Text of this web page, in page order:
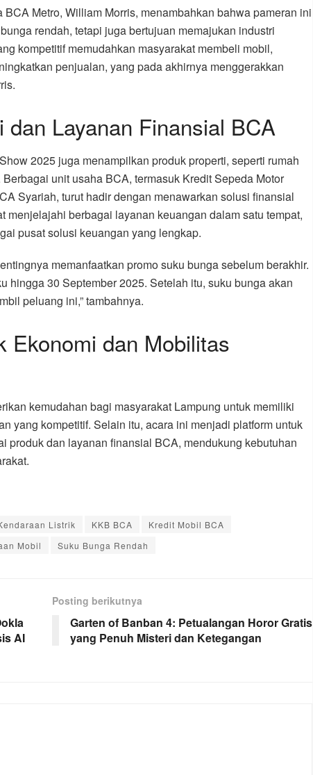
Metro, William Morris, menambahkan bahwa pameran ini
rendah, tetapi juga bertujuan memajukan industri
kompetitif memudahkan masyarakat membeli mobil,
penjualan, yang pada akhirnya menggerakkan
dan Layanan Finansial BCA
2025 juga menampilkan produk properti, seperti rumah
unit usaha BCA, termasuk Kredit Sepeda Motor
Syariah, turut hadir dengan menawarkan solusi finansial
menjelajahi berbagai layanan keuangan dalam satu tempat,
pusat solusi keuangan yang lengkap.
memanfaatkan promo suku bunga sebelum berakhir.
hingga 30 September 2025. Setelah itu, suku bunga akan
peluang ini,” tambahnya.
Ekonomi dan Mobilitas
kemudahan bagi masyarakat Lampung untuk memiliki
yang kompetitif. Selain itu, acara ini menjadi platform untuk
produk dan layanan finansial BCA, mendukung kebutuhan
Listrik KKB BCA
Kredit Mobil BCA
Mobil Suku Bunga Rendah
AI
Posting berikutnya
Garten of Banban 4: Petualangan Horor Gratis
yang Penuh Misteri dan Ketegangan